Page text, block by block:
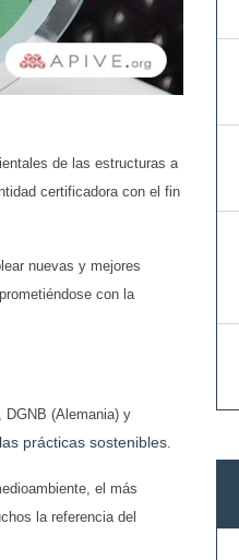
de las estructuras a
certificadora con el fin
nuevas y mejores
con la
DGNB (Alemania) y
prácticas sostenibles.
el más
la referencia del